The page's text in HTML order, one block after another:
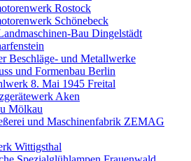
Rostock
Schönebeck
Bau Dingelstädt
Beschläge- und Metallwerke
und Formenbau Berlin
8. Mai 1945 Freital
Aken
Mölkau
und Maschinenfabrik ZEMAG
Wittigsthal